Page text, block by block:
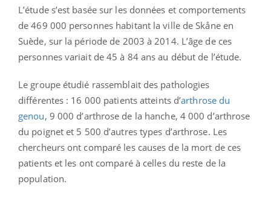
L’étude s’est basée sur les données et comportements
de 469 000 personnes habitant la ville de Skåne en
Suède, sur la période de 2003 à 2014. L’âge de ces
personnes variait de 45 à 84 ans au début de l’étude.
Le groupe étudié rassemblait des pathologies
différentes : 16 000 patients atteints d’arthrose du
genou, 9 000 d’arthrose de la hanche, 4 000 d’arthrose
du poignet et 5 500 d’autres types d’arthrose. Les
chercheurs ont comparé les causes de la mort de ces
patients et les ont comparé à celles du reste de la
population.